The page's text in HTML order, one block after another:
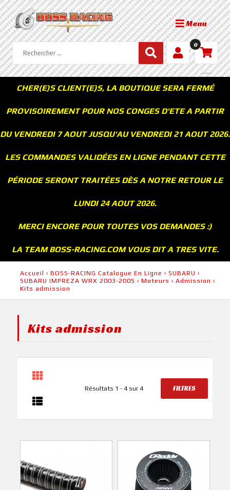
Menu
0
CHER(E)S CLIENT(E)S, LA BOUTIQUE SERA FERMÉ
PROVISOIREMENT POUR NOS CONGES D'ETE A PARTIR
DU VENDREDI 7 AOUT JUSQU'AU VENDREDI 21 AOUT 2026.
LES COMMANDES VALIDÉES EN LIGNE PENDANT CETTE
PÉRIODE SERONT TRAITÉES DÈS A NOTRE RETOUR LE
LUNDI 24 AOUT 2026.
MERCI ENCORE POUR TOUTES VOS DEMANDES :)
LA TEAM BOSS-RACING.COM VOUS DIT A TRES VITE.
Accueil › BOSS-RACING Catalogue En Ligne › SUBARU ›
SUBARU IMPREZA WRX 2003-2005 › Moteurs › Admission ›
Kits admission
Kits admission
Résultats 1 - 4 sur 4 FILTRES